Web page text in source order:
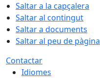
Saltar a la capçalera
Saltar al contingut
Saltar a documents
Saltar al peu de pàgina
Contactar
Idiomes